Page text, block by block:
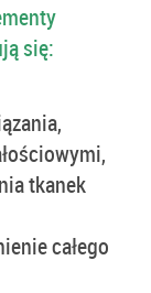
się:
tkanek
całego